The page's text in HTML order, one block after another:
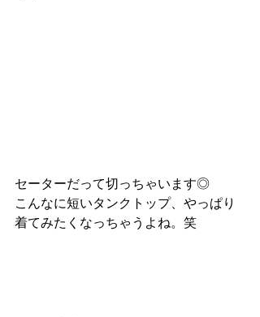
セーターだって切っちゃいます◎
こんなに短いタンクトップ、やっぱり
着てみたくなっちゃうよね。笑